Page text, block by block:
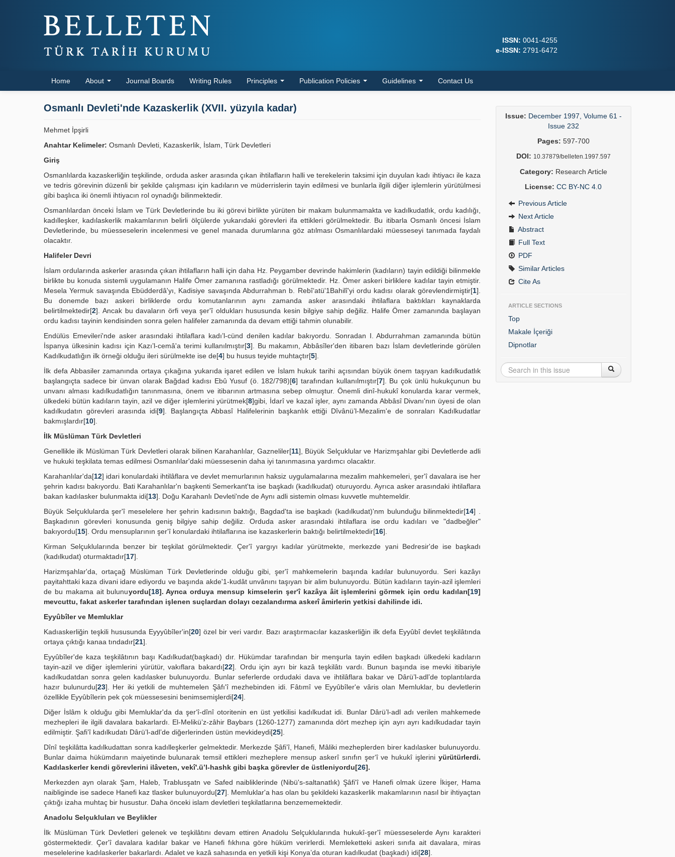
ISSN: 0041-4255
e-ISSN: 2791-6472
Home About Journal Boards Writing Rules Principles Publication Policies Guidelines Contact Us
Osmanlı Devleti'nde Kazaskerlik (XVII. yüzyıla kadar)
Mehmet İpşirli
Anahtar Kelimeler: Osmanlı Devleti, Kazaskerlik, İslam, Türk Devletleri
Giriş
Osmanlılarda kazaskerliğin teşkilinde, orduda asker arasında çıkan ihtilafların halli ve terekelerin taksimi için duyulan kadı ihtiyacı ile kaza
ve tedris görevinin düzenli bir şekilde çalışması için kadıların ve müderrislerin tayin edilmesi ve bunlarla ilgili diğer işlemlerin yürütülmesi
gibi başlıca iki önemli ihtiyacın rol oynadığı bilinmektedir.
Osmanlılardan önceki İslam ve Türk Devletlerinde bu iki görevi birlikte yürüten bir makam bulunmamakta ve kadılkudatlık, ordu kadılığı,
kadılleşker, kadılaskerlik makamlarının belirli ölçülerde yukarıdaki görevleri ifa ettikleri görülmektedir. Bu itibarla Osmanlı öncesi İslam
Devletlerinde, bu müesseselerin incelenmesi ve genel manada durumlarına göz atılması Osmanlılardaki müesseseyi tanımada faydalı
olacaktır.
Halifeler Devri
İslam ordularında askerler arasında çıkan ihtilafların halli için daha Hz. Peygamber devrinde hakimlerin (kadıların) tayin edildiği bilinmekle
birlikte bu konuda sistemli uygulamanın Halife Ömer zamanına rastladığı görülmektedir. Hz. Ömer askeri birliklere kadılar tayin etmiştir.
Mesela Yermuk savaşında Ebüdderdâ'yı, Kadisiye savaşında Abdurrahman b. Rebî‘atü'1Bahilî'yi ordu kadısı olarak görevlendirmiştir[1].
Bu donemde bazı askeri birliklerde ordu komutanlarının aynı zamanda asker arasındaki ihtilaflara baktıkları kaynaklarda
belirtilmektedir[2]. Ancak bu davaların örfi veya şer'î oldukları hususunda kesin bilgiye sahip değiliz. Halife Ömer zamanında başlayan
ordu kadısı tayinin kendisinden sonra gelen halifeler zamanında da devam ettiği tahmin olunabilir.
Endülüs Emevileri'nde asker arasındaki ihtilaflara kadı’l-cünd denilen kadılar bakıyordu. Sonradan I. Abdurrahman zamanında bütün
İspanya ülkesinin kadısı için Kazı’l-cemâ'a terimi kullanılmıştır[3]. Bu makamın, Abbâsîler'den itibaren bazı İslam devletlerinde görülen
Kadılkudatlığın ilk örneği olduğu ileri sürülmekte ise de[4] bu husus teyide muhtaçtır[5].
İlk defa Abbasiler zamanında ortaya çıkağına yukarıda işaret edilen ve İslam hukuk tarihi açısından büyük önem taşıyan kadılkudatlık
başlangıçta sadece bir ünvan olarak Bağdad kadısı Ebû Yusuf (ö. 182/798)[6] tarafından kullanılmıştır[7]. Bu çok ünlü hukukçunun bu
unvanı alması kadılkudatlığın tanınmasına, önem ve itibarının artmasına sebep olmuştur. Önemli dinî-hukukî konularda karar vermek,
ülkedeki bütün kadıların tayin, azil ve diğer işlemlerini yürütmek[8]gibi, İdarî ve kazaî işler, aynı zamanda Abbâsî Divanı'nın üyesi de olan
kadılkudatın görevleri arasında idi[9]. Başlangıçta Abbasî Halifelerinin başkanlık ettiği Dîvânü’l-Mezalim'e de sonraları Kadılkudatlar
bakmışlardır[10].
İlk Müslüman Türk Devletleri
Genellikle ilk Müslüman Türk Devletleri olarak bilinen Karahanlılar, Gazneliler[11], Büyük Selçuklular ve Harizmşahlar gibi Devletlerde adli
ve hukuki teşkilata temas edilmesi Osmanlılar'daki müessesenin daha iyi tanınmasına yardımcı olacaktır.
Karahanlılar'da[12] idari konulardaki ihtilâflara ve devlet memurlarının haksiz uygulamalarına mezalim mahkemeleri, şer'î davalara ise her
şehrin kadısı bakıyordu. Bati Karahanlılar'n başkenti Semerkant'ta ise başkadı (kadılkudat) oturuyordu. Ayrıca asker arasındaki ihtilaflara
bakan kadılasker bulunmakta idi[13]. Doğu Karahanlı Devleti'nde de Aynı adli sistemin olması kuvvetle muhtemeldir.
Büyük Selçuklularda şer'î meselelere her şehrin kadısının baktığı, Bagdad'ta ise başkadı (kadılkudat)'nm bulunduğu bilinmektedir[14] .
Başkadının görevleri konusunda geniş bilgiye sahip değiliz. Orduda asker arasındaki ihtilaflara ise ordu kadıları ve "dadbeğler"
bakıyordu[15]. Ordu mensuplarının şer'î konulardaki ihtilaflarına ise kazaskerlerin baktığı belirtilmektedir[16].
Kirman Selçuklularında benzer bir teşkilat görülmektedir. Çer'î yargıyı kadılar yürütmekte, merkezde yani Bedresir'de ise başkadı
(kadılkudat) oturmaktadır[17].
Harizmşahlar'da, ortaçağ Müslüman Türk Devletlerinde olduğu gibi, şer'î mahkemelerin başında kadılar bulunuyordu. Seri kazâyı
payitahttaki kaza divani idare ediyordu ve başında akde'1-kudât unvânını taşıyan bir alim bulunuyordu. Bütün kadıların tayin-azil işlemleri
de bu makama ait bulunuyordu[18]. Ayrıca orduya mensup kimselerin şer‘î kazâya âit işlemlerini görmek için ordu kadıları[19]
mevcuttu, fakat askerler tarafından işlenen suçlardan dolayı cezalandırma askerî âmirlerin yetkisi dahilinde idi.
Eyyûbîler ve Memluklar
Kadıaskerliğin teşkili hususunda Eyyyûbîler'in[20] özel bir veri vardır. Bazı araştırmacılar kazaskerliğin ilk defa Eyyûbî devlet teşkilâtında
ortaya çıktığı kanaa tındadır[21].
Eyyûbîler'de kaza teşkilâtının başı Kadılkudat(başkadı) dır. Hükümdar tarafından bir menşurla tayin edilen başkadı ülkedeki kadıların
tayin-azil ve diğer işlemlerini yürütür, vakıflara bakardı[22]. Ordu için ayrı bir kazâ teşkilâtı vardı. Bunun başında ise mevki itibariyle
kadılkudatdan sonra gelen kadılasker bulunuyordu. Bunlar seferlerde ordudaki dava ve ihtilâflara bakar ve Dârü’l-adl’de toplantılarda
hazır bulunurdu[23]. Her iki yetkili de muhtemelen Şâfı'î mezhebinden idi. Fâtımî ve Eyyûbîler'e vâris olan Memluklar, bu devletlerin
özellikle Eyyûbîlerin pek çok müessesesini benimsemişlerdi[24].
Diğer İslâm k olduğu gibi Memluklar'da da şer‘î-dînî otoritenin en üst yetkilisi kadılkudat idi. Bunlar Dârü’l-adl adı verilen mahkemede
mezhepleri ile ilgili davalara bakarlardı. El-Melikü’z-zâhir Baybars (1260-1277) zamanında dört mezhep için ayrı ayrı kadılkudadar tayin
edilmiştir. Şafi’î kadılkudatı Dârü’l-adl’de diğerlerinden üstün mevkideydi[25].
Dînî teşkilâtta kadılkudattan sonra kadılleşkerler gelmektedir. Merkezde Şâfi’î, Hanefi, Mâliki mezheplerden birer kadılasker bulunuyordu.
Bunlar daima hükümdarın maiyetinde bulunarak temsil ettikleri mezheplere mensup askerî sınıfın şer‘î ve hukukî işlerini yürütürlerdi.
Kadılaskerler kendi görevlerini ilâveten, vekî'.ü’l-hashk gibi başka görevler de üstleniyordu[26].
Merkezden ayn olarak Şam, Haleb, Trablusşatn ve Safed naibliklerinde (Nibü's-saltanatlık) Şâfi'î ve Hanefi olmak üzere İkişer, Hama
naibliginde ise sadece Hanefi kaz tlasker bulunuyordu[27]. Memluklar'a has olan bu şekildeki kazaskerlik makamlarının nasıl bir ihtiyaçtan
çıktığı izaha muhtaç bir husustur. Daha önceki islam devletleri teşkilatlarına benzememektedir.
Anadolu Selçukluları ve Beylikler
İlk Müslüman Türk Devletleri gelenek ve teşkilâtını devam ettiren Anadolu Selçuklularında hukukî-şer'î müesseselerde Aynı karakteri
göstermektedir. Çer'î davalara kadılar bakar ve Hanefi fıkhına göre hüküm verirlerdi. Memleketteki askeri sınıfa ait davalara, miras
meselelerine kadılaskerler bakarlardı. Adalet ve kazâ sahasında en yetkili kişi Konya’da oturan kadılkudat (başkadı) idi[28].
Issue: December 1997, Volume 61 -
Issue 232
Pages: 597-700
DOI: 10.37879/belleten.1997.597
Category: Research Article
License: CC BY-NC 4.0
Previous Article
Next Article
Abstract
Full Text
PDF
Similar Articles
Cite As
ARTICLE SECTIONS
Top
Makale İçeriği
Dipnotlar